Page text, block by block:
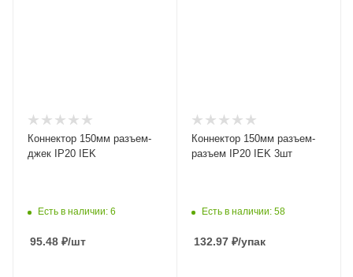
Коннектор 150мм разъем-
джек IP20 IEK
Есть в наличии: 6
95.48 ₽/шт
Коннектор 150мм разъем-
разъем IP20 IEK 3шт
Есть в наличии: 58
132.97 ₽/упак